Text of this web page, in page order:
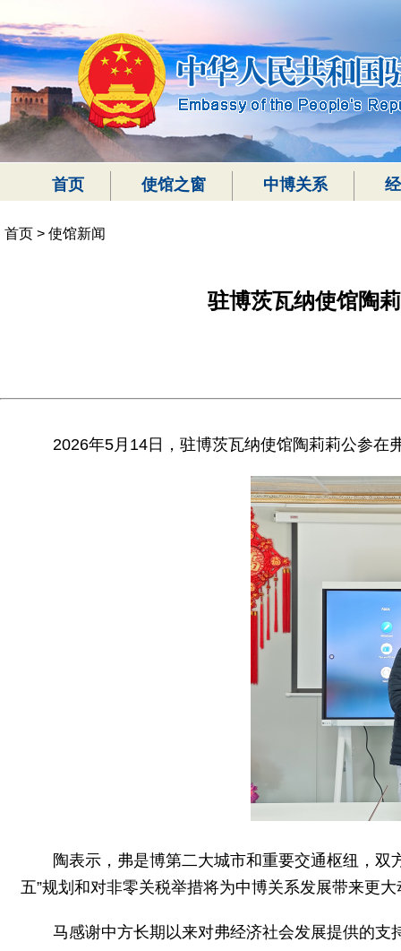
首页 使馆之窗 中博关系
首页 > 使馆新闻
驻博茨瓦纳使馆陶
2026年5月14日，驻博茨瓦纳使馆陶莉莉公参在
陶表示，弗是博第二大城市和重要交通枢纽，
五”规划和对非零关税举措将为中博关系发展带来更大
马感谢中方长期以来对弗经济社会发展提供的